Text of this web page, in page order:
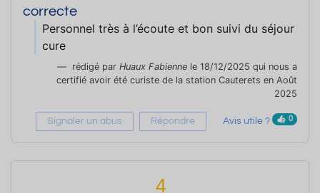
correcte
Personnel très à l’écoute et bon suivi du séjour
cure
rédigé par Huaux Fabienne le 18/12/2025 qui nous a
certifié avoir été curiste de la station Cauterets en Août
2025
Signaler un abus Répondre Avis utile ? 0
4